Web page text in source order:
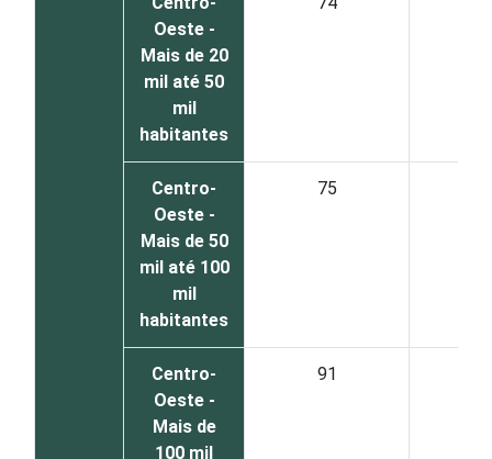
Oeste -
Mais de 20
mil até 50
mil
habitantes
Centro-
Oeste -
Mais de 50
mil até 100
mil
habitantes
75
Centro-
Oeste -
Mais de
100 mil
91